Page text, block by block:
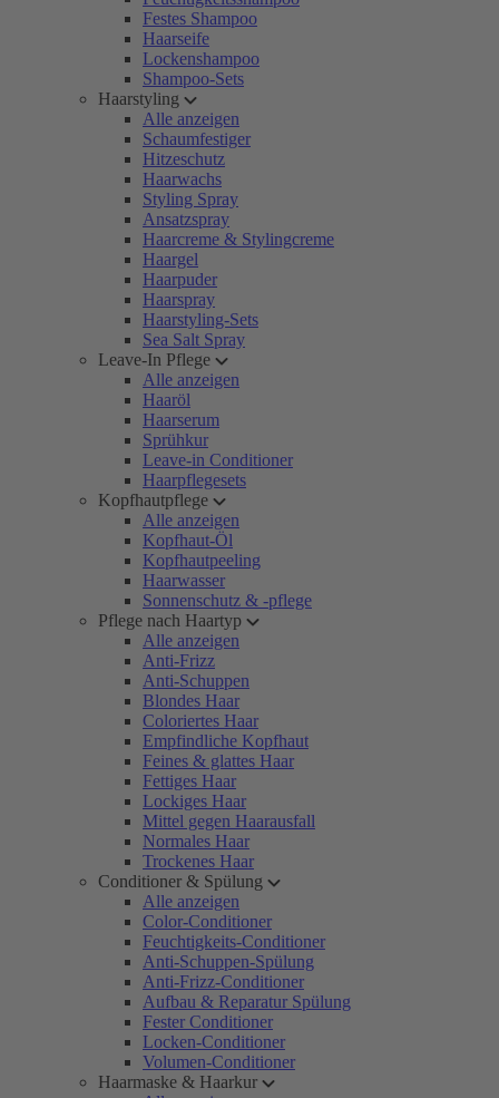
Festes Shampoo
Haarseife
Lockenshampoo
Shampoo-Sets
Haarstyling
Alle anzeigen
Schaumfestiger
Hitzeschutz
Haarwachs
Styling Spray
Ansatzspray
Haarcreme & Stylingcreme
Haargel
Haarpuder
Haarspray
Haarstyling-Sets
Sea Salt Spray
Leave-In Pflege
Alle anzeigen
Haaröl
Haarserum
Sprühkur
Leave-in Conditioner
Haarpflegesets
Kopfhautpflege
Alle anzeigen
Kopfhaut-Öl
Kopfhautpeeling
Haarwasser
Sonnenschutz & -pflege
Pflege nach Haartyp
Alle anzeigen
Anti-Frizz
Anti-Schuppen
Blondes Haar
Coloriertes Haar
Empfindliche Kopfhaut
Feines & glattes Haar
Fettiges Haar
Lockiges Haar
Mittel gegen Haarausfall
Normales Haar
Trockenes Haar
Conditioner & Spülung
Alle anzeigen
Color-Conditioner
Feuchtigkeits-Conditioner
Anti-Schuppen-Spülung
Anti-Frizz-Conditioner
Aufbau & Reparatur Spülung
Fester Conditioner
Locken-Conditioner
Volumen-Conditioner
Haarmaske & Haarkur